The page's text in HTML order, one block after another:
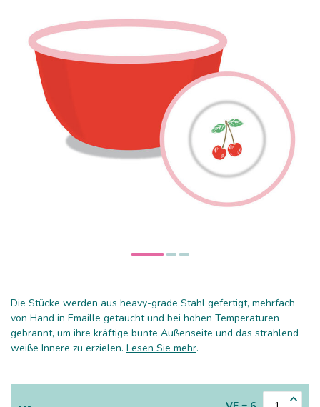
Die Stücke werden aus heavy-grade Stahl gefertigt, mehrfach
von Hand in Emaille getaucht und bei hohen Temperaturen
gebrannt, um ihre kräftige bunte Außenseite und das strahlend
weiße Innere zu erzielen. Lesen Sie mehr.